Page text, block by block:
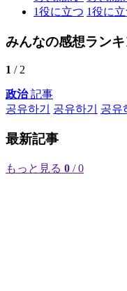
1役に立つ 1役に
みんなの感想ラン
1 / 2
政治記事
공유하기
공유하기 공유
最新記事
もっと見る 0 / 0